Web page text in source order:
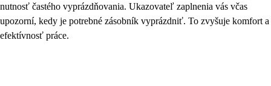
nutnosť častého vyprázdňovania. Ukazovateľ zaplnenia vás včas
upozorní, kedy je potrebné zásobník vyprázdniť. To zvyšuje komfort a
efektívnosť práce.